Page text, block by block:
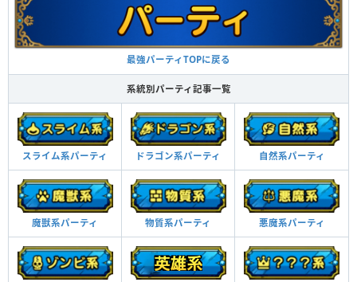
最強パーティTOPに戻る
系統別パーティ記事一覧
スライム系パーティ ドラゴン系パーティ 自然系パーティ
魔獣系パーティ 物質系パーティ 悪魔系パーティ